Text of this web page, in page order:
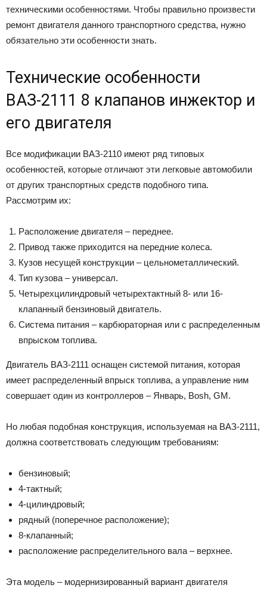
техническими особенностями. Чтобы правильно произвести
ремонт двигателя данного транспортного средства, нужно
обязательно эти особенности знать.
Технические особенности
ВАЗ-2111 8 клапанов инжектор и
его двигателя
Все модификации ВАЗ-2110 имеют ряд типовых
особенностей, которые отличают эти легковые автомобили
от других транспортных средств подобного типа.
Рассмотрим их:
Расположение двигателя – переднее.
Привод также приходится на передние колеса.
Кузов несущей конструкции – цельнометаллический.
Тип кузова – универсал.
Четырехцилиндровый четырехтактный 8- или 16-
клапанный бензиновый двигатель.
Система питания – карбюраторная или с распределенным
впрыском топлива.
Двигатель ВАЗ-2111 оснащен системой питания, которая
имеет распределенный впрыск топлива, а управление ним
совершает один из контроллеров – Январь, Bosh, GM.
Но любая подобная конструкция, используемая на ВАЗ-2111,
должна соответствовать следующим требованиям:
бензиновый;
4-тактный;
4-цилиндровый;
рядный (поперечное расположение);
8-клапанный;
расположение распределительного вала – верхнее.
Эта модель – модернизированный вариант двигателя